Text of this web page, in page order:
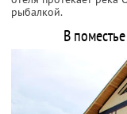
рыбалкой.
В